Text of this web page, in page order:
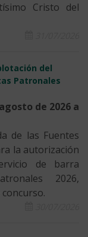
Cristo del
del
Patronales
de 2026 a
de las Fuentes
la autorización
de barra
2026,